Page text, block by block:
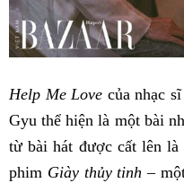
Help Me Love của nhạc
Gyu thể hiện là một bài
từ bài hát được cất lên
phim Giày thủy tinh –